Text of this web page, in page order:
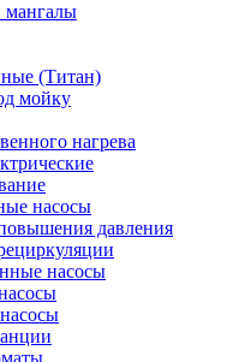
мангалы
(Титан)
мойку
нагрева
насосы
давления
насосы